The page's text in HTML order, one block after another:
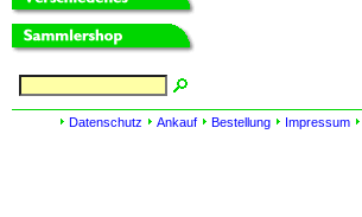
Datenschutz Ankauf Bestellung Impressum